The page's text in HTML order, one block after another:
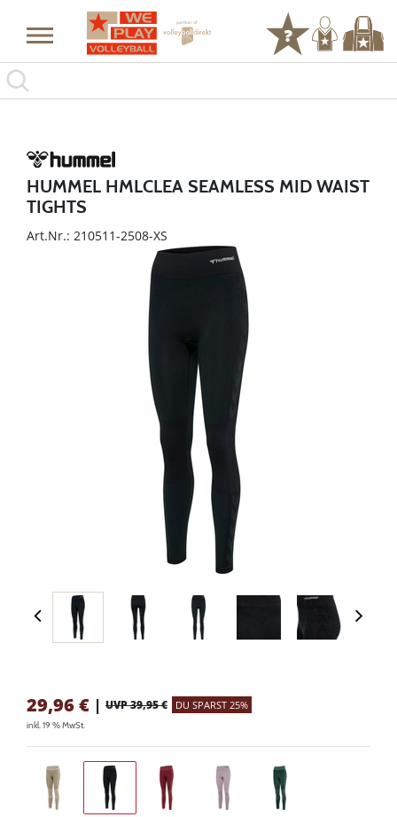
HUMMEL HMLCLEA SEAMLESS MID WAIST
TIGHTS
Art.Nr.: 210511-2508-XS
29,96 € | UVP 39,95 € DU SPARST 25%
inkl. 19 % MwSt.